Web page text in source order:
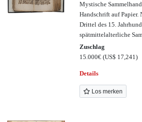
Mystische
Handschrift auf Papier.
Drittel des 15.
spätmittelalterliche
Zuschlag
15.000€(US$ 17,241)
Details
Los merken